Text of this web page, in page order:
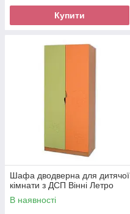
Оливка
Венге темний
Купити
Шафа дводверна для дитячої
кімнати з ДСП Вінні Летро
В наявності